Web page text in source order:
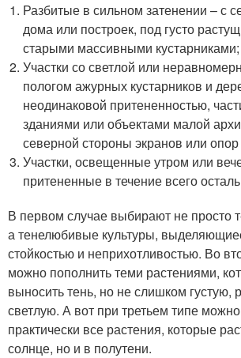
Разбитые в сильном затенении – с
дома или построек, под густо
старыми массивными кустарниками;
Участки со светлой или
пологом ажурных кустарников и
неодинаковой притененностью,
зданиями или объектами малой
северной стороны экранов или
Участки, освещенные утром или
притененные в течение всего
В первом случае выбирают не просто
а тенелюбивые культуры,
стойкостью и неприхотливостью. Во
можно пополнить теми растениями,
выносить тень, но не слишком густую,
светлую. А вот при третьем типе
практически все растения, которые
солнце, но и в полутени.